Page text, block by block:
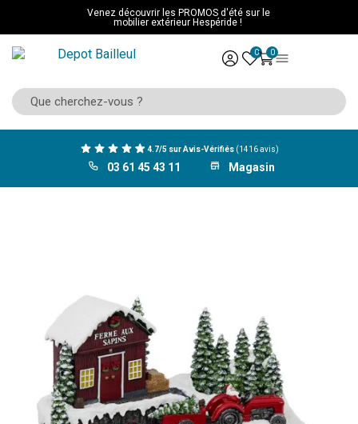
Venez découvrir les PROMOS d'été sur le
mobilier extérieur Hespéride !
0 0
4.7/5 sur Avis-Vérifiés (1416 avis)
03 61 45 43 11 Magasin